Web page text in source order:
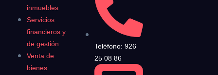
inmuebles
Servicios
financieros y
de gestión
Venta de
bienes
Teléfono: 926
25 08 86